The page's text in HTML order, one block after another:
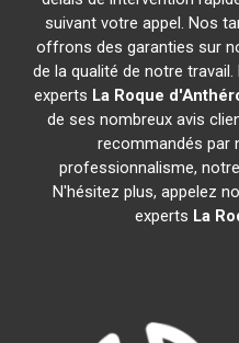
suivant votre appel. Nos
offrons des garanties sur
de la qualité de notre
experts La Roque
de ses nombreux avis
recommandés par
professionnalisme,
N'hésitez plus, appelez
experts La